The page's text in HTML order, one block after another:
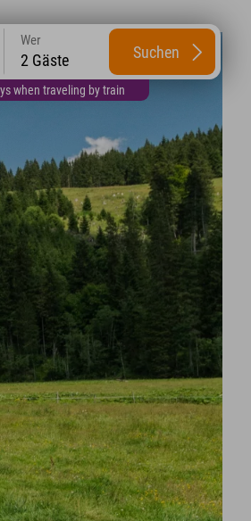
when traveling by train
Wer
2 Gäste Suchen